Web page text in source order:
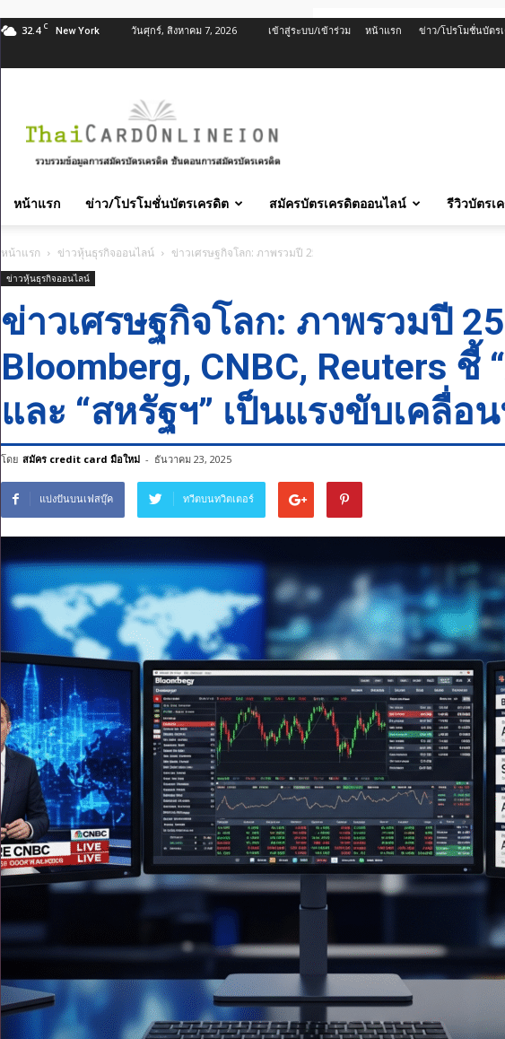
32.4 C New York วันศุกร์, สิงหาคม 7, 2026 เข้าสู่ระบบ/เข้าร่วม หน้าแรก ข่าว/โปรโมชั่นบัตร
เครดิต
บัตร
สิน
เชื่อ
ทุก
อนุมัติ
บริการ
ฟรี
หน้าแรก ข่าว/โปรโมชั่นบัตรเครดิต สมัครบัตรเครดิตออนไลน์ รีวิวบัตรเ
หน้าแรก ข่าวหุ้นธุรกิจออนไลน์ ข่าวเศรษฐกิจโลก: ภาพรวมปี 2569 จาก Bloomberg, CNBC, Reuters ชี้
ข่าวหุ้นธุรกิจออนไลน์
ข่าวเศรษฐกิจโลก: ภาพรวมปี
Bloomberg, CNBC, Reuters ชี้
และ “สหรัฐฯ” เป็นแรงขับเคลื่อ
โดย สมัคร credit card มือใหม่ - ธันวาคม 23, 2025
แบ่งปันบนเฟสบุ๊ค ทวีตบนทวิตเตอร์